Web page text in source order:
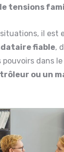
tensions
il est
fiable,
pouvoirs dans
ou un